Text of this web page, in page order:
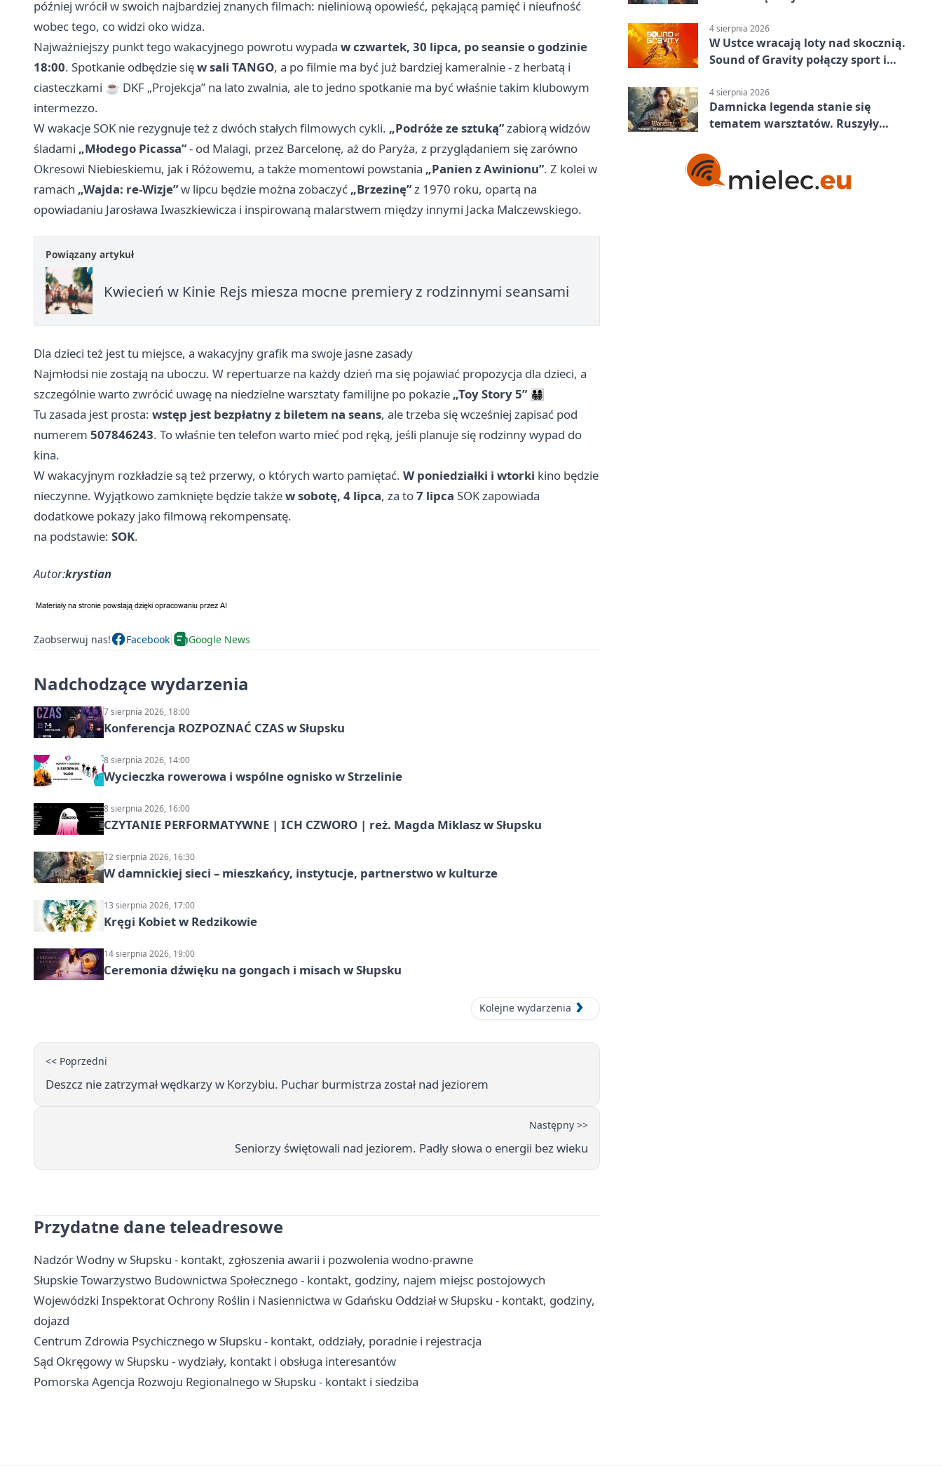
później wrócił w swoich najbardziej znanych filmach: nieliniową opowieść, pękającą pamięć i nieufność
wobec tego, co widzi oko widza.
Najważniejszy punkt tego wakacyjnego powrotu wypada w czwartek, 30 lipca, po seansie o godzinie
18:00. Spotkanie odbędzie sięw sali TANGO, a po filmie ma być już bardziej kameralnie - z herbatą i
ciasteczkami ☕ DKF „Projekcja” na lato zwalnia, ale to jedno spotkanie ma być właśnie takim klubowym
intermezzo.
W wakacje SOK nie rezygnuje też z dwóch stałych filmowych cykli. „Podróże ze sztuką”zabiorą widzów
śladami „Młodego Picassa”- od Malagi, przez Barcelonę, aż do Paryża, z przyglądaniem się zarówno
Okresowi Niebieskiemu, jak i Różowemu, a także momentowi powstania „Panien z Awinionu”. Z kolei w
ramach „Wajda: re-Wizje”w lipcu będzie można zobaczyć „Brzezinę”z 1970 roku, opartą na
opowiadaniu Jarosława Iwaszkiewicza i inspirowaną malarstwem między innymi Jacka Malczewskiego.
Powiązany artykuł
Kwiecień w Kinie Rejs miesza mocne premiery z rodzinnymi seansami
Dla dzieci też jest tu miejsce, a wakacyjny grafik ma swoje jasne zasady
Najmłodsi nie zostają na uboczu. W repertuarze na każdy dzień ma się pojawiać propozycja dla dzieci, a
szczególnie warto zwrócić uwagę na niedzielne warsztaty familijne po pokazie „Toy Story 5”👨‍👩‍👧‍👦
Tu zasada jest prosta: wstęp jest bezpłatny z biletem na seans, ale trzeba się wcześniej zapisać pod
numerem 507846243. To właśnie ten telefon warto mieć pod ręką, jeśli planuje się rodzinny wypad do
kina.
W wakacyjnym rozkładzie są też przerwy, o których warto pamiętać. W poniedziałki i wtorki kino będzie
nieczynne. Wyjątkowo zamknięte będzie takżew sobotę, 4 lipca, za to7 lipca SOK zapowiada
dodatkowe pokazy jako filmową rekompensatę.
na podstawie: SOK.
Autor:krystian
Zaobserwuj nas! Facebook Google News
Nadchodzące wydarzenia
7 sierpnia 2026, 18:00
Konferencja ROZPOZNAĆ CZAS w Słupsku
8 sierpnia 2026, 14:00
Wycieczka rowerowa i wspólne ognisko w Strzelinie
8 sierpnia 2026, 16:00
CZYTANIE PERFORMATYWNE | ICH CZWORO | reż. Magda Miklasz w Słupsku
12 sierpnia 2026, 16:30
W damnickiej sieci – mieszkańcy, instytucje, partnerstwo w kulturze
13 sierpnia 2026, 17:00
Kręgi Kobiet w Redzikowie
14 sierpnia 2026, 19:00
Ceremonia dźwięku na gongach i misach w Słupsku
Kolejne wydarzenia
<< Poprzedni
Deszcz nie zatrzymał wędkarzy w Korzybiu. Puchar burmistrza został nad jeziorem
Następny >>
Seniorzy świętowali nad jeziorem. Padły słowa o energii bez wieku
Przydatne dane teleadresowe
Nadzór Wodny w Słupsku - kontakt, zgłoszenia awarii i pozwolenia wodno-prawne
Słupskie Towarzystwo Budownictwa Społecznego - kontakt, godziny, najem miejsc postojowych
Wojewódzki Inspektorat Ochrony Roślin i Nasiennictwa w Gdańsku Oddział w Słupsku - kontakt, godziny,
dojazd
Centrum Zdrowia Psychicznego w Słupsku - kontakt, oddziały, poradnie i rejestracja
Sąd Okręgowy w Słupsku - wydziały, kontakt i obsługa interesantów
Pomorska Agencja Rozwoju Regionalnego w Słupsku - kontakt i siedziba
4 sierpnia 2026
W Ustce wracają loty nad skocznią.
Sound of Gravity połączy sport i
4 sierpnia 2026
Damnicka legenda stanie się
tematem warsztatów. Ruszyły